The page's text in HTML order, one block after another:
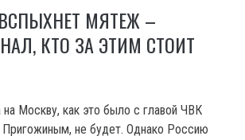
МЯТЕЖ –
КТО ЗА ЭТИМ СТОИТ
на Москву, как это было с главой ЧВК
Пригожиным, не будет. Однако Россию